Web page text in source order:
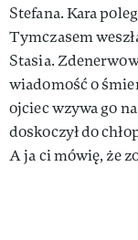
Stefana. Kara
Tymczasem
Stasia.
wiadomość o
ojciec wzywa go
doskoczył do
A ja ci mówię, że